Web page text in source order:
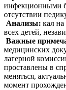
инфекционными
отсутствии
Анализы: кал на
всех детей,
Важные
медицинских
лагерной
проставлены в
меняться,
момент